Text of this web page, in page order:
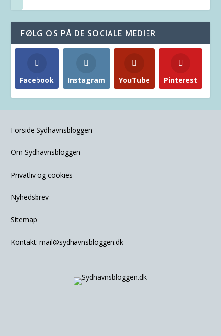
FØLG OS PÅ DE SOCIALE MEDIER
Facebook Instagram YouTube Pinterest
Forside Sydhavnsbloggen
Om Sydhavnsbloggen
Privatliv og cookies
Nyhedsbrev
Sitemap
Kontakt:mail@sydhavnsbloggen.dk